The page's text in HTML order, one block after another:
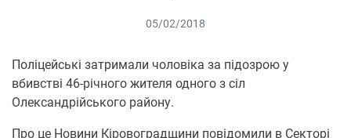
05/02/2018
Поліцейські затримали чоловіка за підозрою у
вбивстві 46-річного жителя одного з сіл
Олександрійського району.
Про це Новини Кіровоградщини повідомили в Секторі